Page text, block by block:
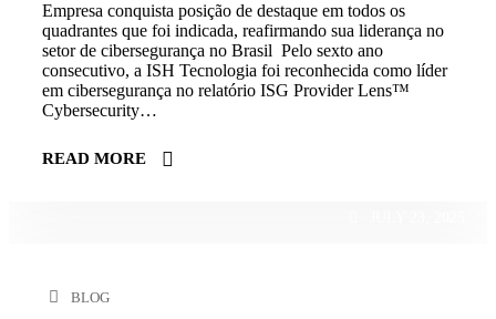
Empresa conquista posição de destaque em todos os
quadrantes que foi indicada, reafirmando sua liderança no
setor de cibersegurança no Brasil Pelo sexto ano
consecutivo, a ISH Tecnologia foi reconhecida como líder
em cibersegurança no relatório ISG Provider Lens™
Cybersecurity…
READ MORE
BLOG